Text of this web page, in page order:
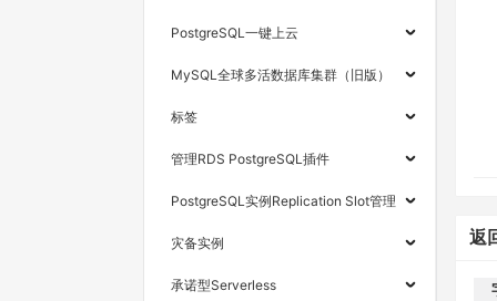
PostgreSQL一键上云
MySQL全球多活数据库集群（旧版）
标签
管理RDS PostgreSQL插件
PostgreSQL实例Replication Slot管理
灾备实例
承诺型Serverless
返